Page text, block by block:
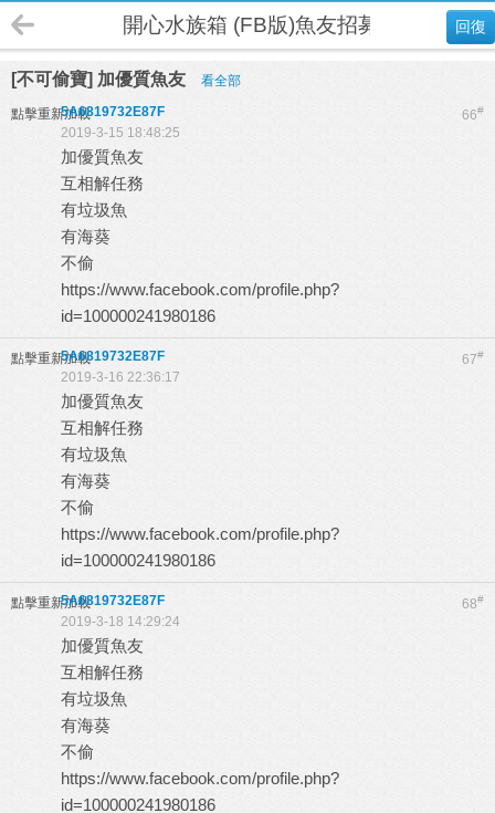
回復
開心水族箱 (FB版)魚友招募
[不可偷寶] 加優質魚友 看全部
點擊重新加載 66#
5A6819732E87F
2019-3-15 18:48:25
加優質魚友
互相解任務
有垃圾魚
有海葵
不偷
https://www.facebook.com/profile.php?
id=100000241980186
點擊重新加載 67#
5A6819732E87F
2019-3-16 22:36:17
加優質魚友
互相解任務
有垃圾魚
有海葵
不偷
https://www.facebook.com/profile.php?
id=100000241980186
點擊重新加載 68#
5A6819732E87F
2019-3-18 14:29:24
加優質魚友
互相解任務
有垃圾魚
有海葵
不偷
https://www.facebook.com/profile.php?
id=100000241980186